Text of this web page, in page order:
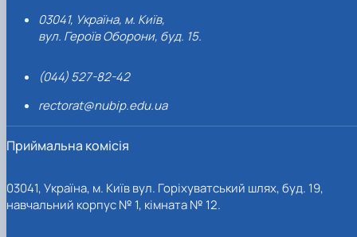
03041, Україна, м. Київ,
вул. Героїв Оборони, буд. 15.
(044) 527-82-42
rectorat@nubip.edu.ua
Приймальна комісія
03041, Україна, м. Київ вул. Горіхуватський шлях, буд. 19,
навчальний корпус № 1, кімната № 12.